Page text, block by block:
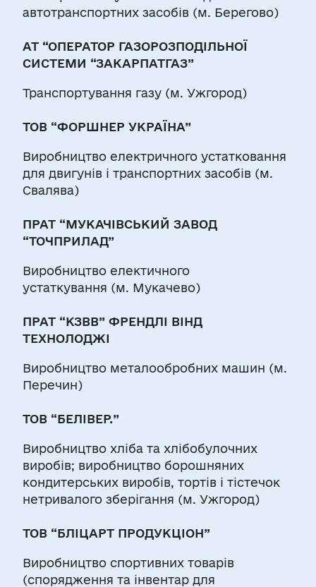
автотранспортних засобів (м. Берегово)
АТ “ОПЕРАТОР ГАЗОРОЗПОДІЛЬНОЇ
СИСТЕМИ “ЗАКАРПАТГАЗ”
Транспортування газу (м. Ужгород)
ТОВ “ФОРШНЕР УКРАЇНА”
Виробництво електричного устатковання
для двигунів і транспортних засобів (м.
Свалява)
ПРАТ “МУКАЧІВСЬКИЙ ЗАВОД
“ТОЧПРИЛАД”
Виробництво електичного
устаткування (м. Мукачево)
ПРАТ “КЗВВ” ФРЕНДЛІ ВІНД
ТЕХНОЛОДЖІ
Виробництво металообробних машин (м.
Перечин)
ТОВ “БЕЛІВЕР.”
Виробництво хліба та хлібобулочних
виробів; виробництво борошняних
кондитерських виробів, тортів і тістечок
нетривалого зберігання (м. Ужгород)
ТОВ “БЛІЦАРТ ПРОДУКЦІОН”
Виробництво спортивних товарів
(спорядження та інвентар для